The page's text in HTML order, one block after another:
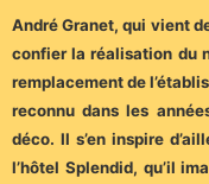
André Granet, qui vient
confier la réalisation du
remplacement de
reconnu dans les
déco. Il s’en inspire
l’hôtel Splendid, qu’il